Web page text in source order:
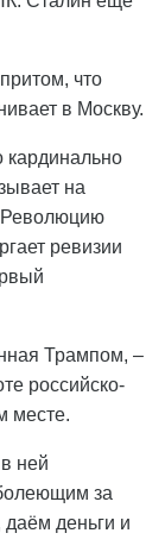
что
в Москву.
кардинально
на
Революцию
ревизии
Трампом, –
российско-
месте.
ней
за
деньги и